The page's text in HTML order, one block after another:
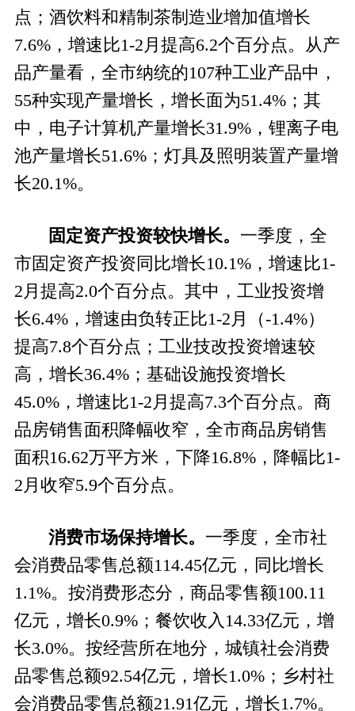
点；酒饮料和精制茶制造业增加值增长
7.6%，增速比1-2月提高6.2个百分点。从产
品产量看， 全市纳统的107种工业产品中，
55种实现产量增长，增长面为51.4%；其
中， 电子计算机产量增长31.9%，锂离子电
池产量增长51.6%；灯具及照明装置产量增
长20.1%。
固定资产投资较快增长。 一季度，全
市 固定资产投资同比增长10.1%，增速比1-
2月 提高2.0个百分点。 其中 ，工业投资增
长6.4%，增速由负转正比1-2月（-1.4%）
提高7.8个百分点；工业技改投资增速较
高，增长36.4%；基础设施投资增长
45.0%，增速比1-2月提高7.3个百分点。 商
品房销售面积降幅收窄，全市商品房销售
面积16.62万平方米，下降16.8%，降幅比1-
2月收窄5.9个百分点。
消费市场保持增长。 一季度，全市社
会消费品零售总额114.45亿元， 同比增长
1.1%。 按消费形态分，商品零售额100.11
亿元，增长0.9%；餐饮收入14.33亿元，增
长3.0%。按经营所在地分，城镇社会消费
品零售总额92.54亿元，增长1.0%；乡村社
会消费品零售总额21.91亿元，增长1.7%。